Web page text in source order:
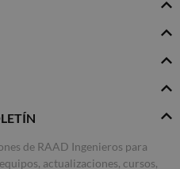
de RAAD Ingenieros para
actualizaciones, cursos,